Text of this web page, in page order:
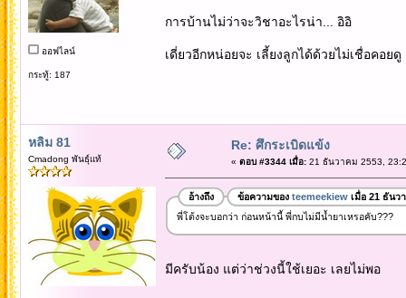
ออฟไลน์
กระทู้: 187
การบ้านไม่ว่าจะวิชาอะไรน่า... อิอิ
เดี่ยวอีกหน่อยจะ เลี้ยงลูกได้ด้วยไม่เชื่อคอยดู
หลิม 81
Cmadong พันธุ์แท้
Re: ศึกระเบิดแข้ง
« ตอบ #3344 เมื่อ:21 ธันวาคม 2553,
อ้างถึง ข้อความของ teemeekiewเมื่อ 21 ธันว
พี่โต้งจะบอกว่า ก่อนหน้านี้ พี่กบไม่มีน้ำยาเหรอคับ???
มีครับน้อง แต่ว่าช่วงนี้ใช้เยอะ เลยไม่พอ